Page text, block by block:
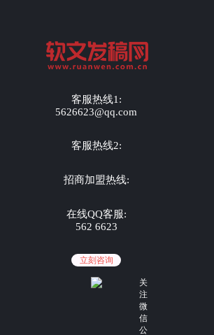
客服热线1:
5626623@qq.com
客服热线2:
招商加盟热线:
在线QQ客服:
562 6623
立刻咨询
关
注
微
信
公